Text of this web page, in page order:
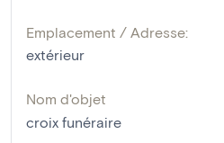
Emplacement / Adresse:
extérieur
Nom d'objet
croix funéraire